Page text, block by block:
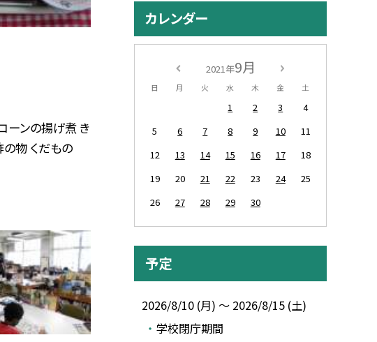
ーンの揚げ煮 き
の物 くだもの
カレンダー
2021年9月
日 月 火 水 木 金 土
1 2 3
4
5
6 7 8 9 10
11
12
13 14 15 16 17
18
19
20 21 22 23 24
25
26
27 28 29 30
予定
2026/8/10 (月) ～ 2026/8/15 (土)
学校閉庁期間